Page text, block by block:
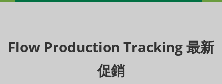
Flow Production Tracking 最新
促銷